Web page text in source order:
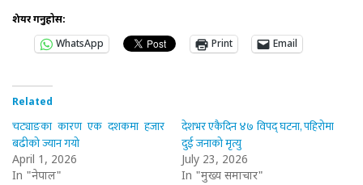
शेयर गर्नुहोस:
WhatsApp
Print Email
Related
चट्याङका कारण एक दशकमा हजार
बढीको ज्यान गयो
April 1, 2026
In "नेपाल"
देशभर एकैदिन ४७ विपद् घटना, पहिरोमा
दुई जनाको मृत्यु
July 23, 2026
In "मुख्य समाचार"